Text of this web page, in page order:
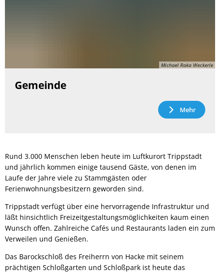
Michael Raka Weckerle
Gemeinde
Mehr
Rund 3.000 Menschen leben heute im Luftkurort Trippstadt
und jährlich kommen einige tausend Gäste, von denen im
Laufe der Jahre viele zu Stammgästen oder
Ferienwohnungsbesitzern geworden sind.
Trippstadt verfügt über eine hervorragende Infrastruktur und
läßt hinsichtlich Freizeitgestaltungsmöglichkeiten kaum einen
Wunsch offen. Zahlreiche Cafés und Restaurants laden ein zum
Verweilen und Genießen.
Das Barockschloß des Freiherrn von Hacke mit seinem
prächtigen Schloßgarten und Schloßpark ist heute das